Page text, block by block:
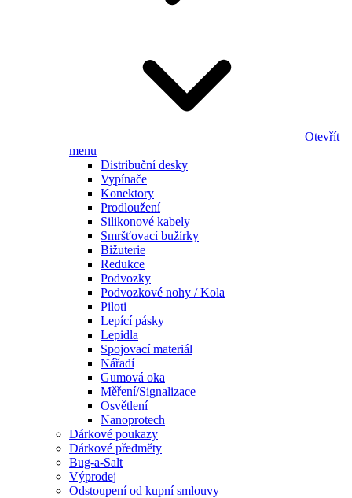
Otevřít
menu
Distribuční desky
Vypínače
Konektory
Prodloužení
Silikonové kabely
Smršťovací bužírky
Bižuterie
Redukce
Podvozky
Podvozkové nohy / Kola
Piloti
Lepící pásky
Lepidla
Spojovací materiál
Nářadí
Gumová oka
Měření/Signalizace
Osvětlení
Nanoprotech
Dárkové poukazy
Dárkové předměty
Bug-a-Salt
Výprodej
Odstoupení od kupní smlouvy